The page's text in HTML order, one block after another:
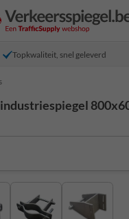
Topkwaliteit, snel geleverd